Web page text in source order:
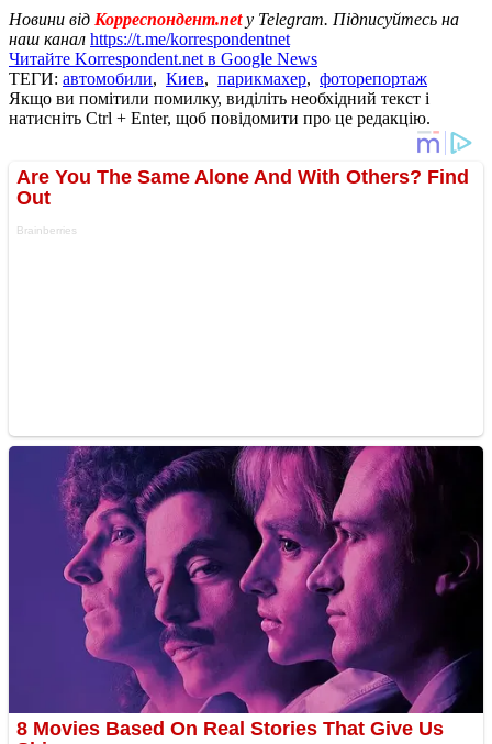
Новини від Корреспондент.net у Telegram. Підписуйтесь на
наш канал https://t.me/korrespondentnet
Читайте Korrespondent.net в Google News
ТЕГИ: автомобили, Киев, парикмахер, фоторепортаж
Якщо ви помітили помилку, виділіть необхідний текст і
натисніть Ctrl + Enter, щоб повідомити про це редакцію.